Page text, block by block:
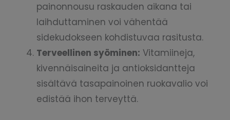
painonnousu raskauden aikana tai
laihduttaminen voi vähentää
sidekudokseen kohdistuvaa rasitusta.
Terveellinen syöminen: Vitamiineja,
kivennäisaineita ja antioksidantteja
sisältävä tasapainoinen ruokavalio voi
edistää ihon terveyttä.